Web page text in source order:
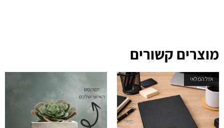
מוצרים קשורים
אזל המלאי